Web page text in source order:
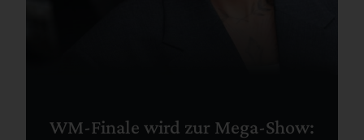
WM-Finale wird zur Mega-Show: